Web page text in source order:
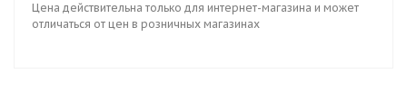
Цена действительна только для интернет-магазина и может
отличаться от цен в розничных магазинах